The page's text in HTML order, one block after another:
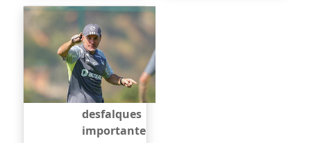
Galo volta
aos
trabalhos
visando o
São Paulo
com
desfalques
importante